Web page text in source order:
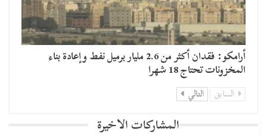
أرامكو: فقدان أكثر من 2.6 مليار برميل نفط وإعادة بناء
المخزونات تحتاج 18 شهرا
السابق التالي
المشاركات الاخيرة